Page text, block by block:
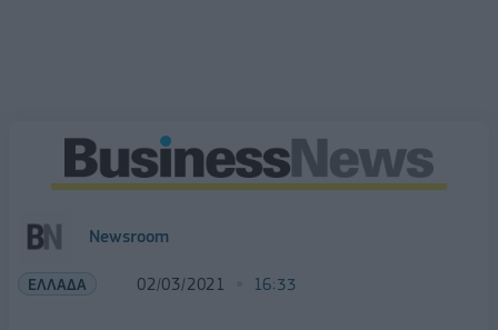
Newsroom
ΕΛΛΑΔΑ 02/03/2021 16:33